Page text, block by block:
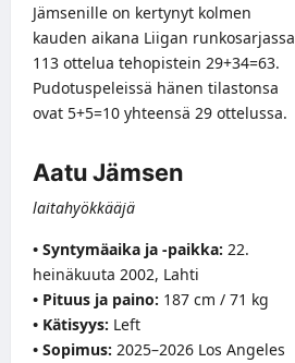
Jämsenille on kertynyt kolmen
kauden aikana Liigan runkosarjassa
113 ottelua tehopistein 29+34=63.
Pudotuspeleissä hänen tilastonsa
ovat 5+5=10 yhteensä 29 ottelussa.
Aatu Jämsen
laitahyökkääjä
• Syntymäaika ja -paikka: 22.
heinäkuuta 2002, Lahti
• Pituus ja paino: 187 cm / 71 kg
• Kätisyys: Left
• Sopimus: 2025–2026 Los Angeles